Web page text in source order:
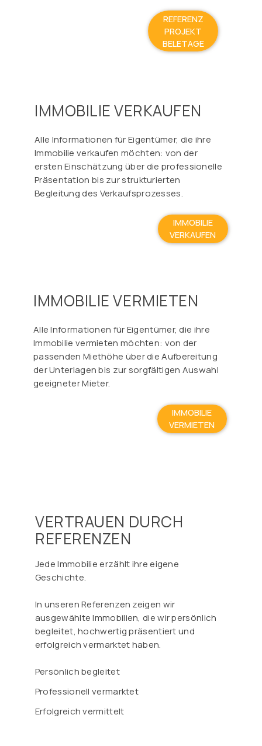
REFERENZ
PROJEKT
BELETAGE
IMMOBILIE VERKAUFEN
Alle Informationen für Eigentümer, die ihre
Immobilie verkaufen möchten: von der
ersten Einschätzung über die professionelle
Präsentation bis zur strukturierten
Begleitung des Verkaufsprozesses.
IMMOBILIE
VERKAUFEN
IMMOBILIE VERMIETEN
Alle Informationen für Eigentümer, die ihre
Immobilie vermieten möchten: von der
passenden Miethöhe über die Aufbereitung
der Unterlagen bis zur sorgfältigen Auswahl
geeigneter Mieter.
IMMOBILIE
VERMIETEN
VERTRAUEN DURCH
REFERENZEN
Jede Immobilie erzählt ihre eigene
Geschichte.
In unseren Referenzen zeigen wir
ausgewählte Immobilien, die wir persönlich
begleitet, hochwertig präsentiert und
erfolgreich vermarktet haben.
Persönlich begleitet
Professionell vermarktet
Erfolgreich vermittelt